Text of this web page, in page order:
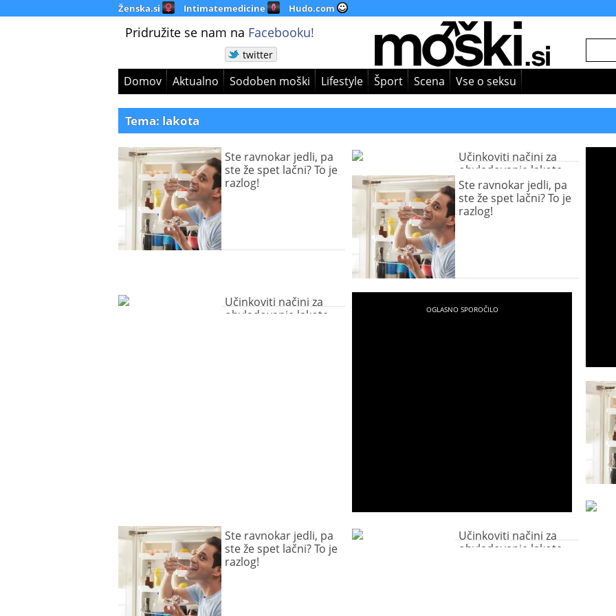
Ženska.si Intimatemedicine Hudo.com
Pridružite se nam na Facebooku!
twitter
Domov Aktualno Sodoben moški Lifestyle Šport Scena Vse o seksu
Tema: lakota
Ste ravnokar jedli, pa
ste že spet lačni? To je
razlog!
Učinkoviti načini za
obvladovanje lakote
Ste ravnokar jedli, pa
ste že spet lačni? To je
razlog!
Učinkoviti načini za
obvladovanje lakote
Ste ravnokar jedli, pa
ste že spet lačni? To je
razlog!
Učinkoviti načini za
obvladovanje lakote